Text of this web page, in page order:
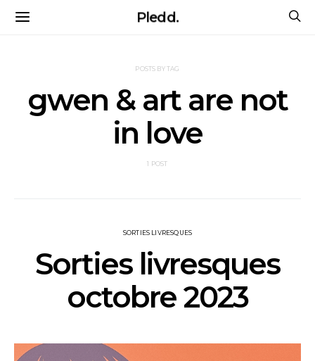
Pledd.
POSTS BY TAG
gwen & art are not
in love
1 POST
SORTIES LIVRESQUES
Sorties livresques
octobre 2023